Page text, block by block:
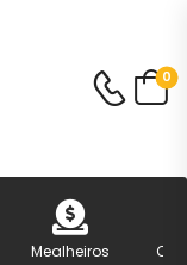
0
Mealheiros